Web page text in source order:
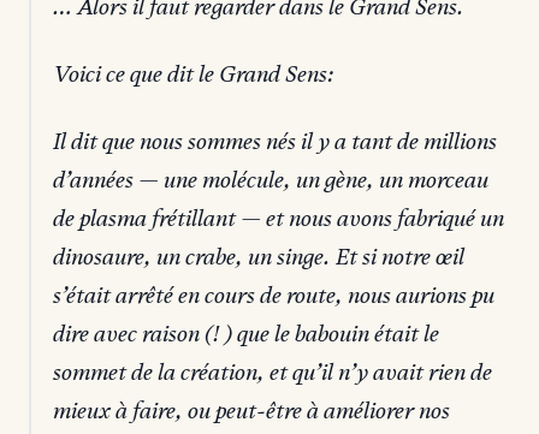
… Alors il faut regarder dans le Grand Sens.
Voici ce que dit le Grand Sens:
Il dit que nous sommes nés il y a tant de millions
d’années — une molécule, un gène, un morceau
de plasma frétillant — et nous avons fabriqué un
dinosaure, un crabe, un singe. Et si notre œil
s’était arrêté en cours de route, nous aurions pu
dire avec raison (! ) que le babouin était le
sommet de la création, et qu’il n’y avait rien de
mieux à faire, ou peut-être à améliorer nos